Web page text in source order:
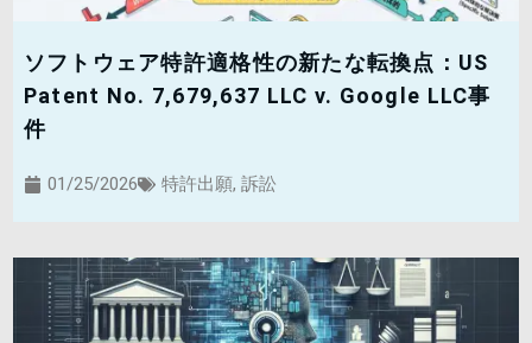
ソフトウェア特許適格性の新たな転換点：US
Patent No. 7,679,637 LLC v. Google LLC事
件
01/25/2026 特許出願, 訴訟